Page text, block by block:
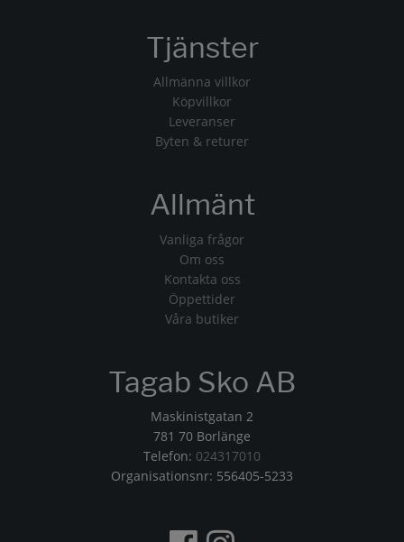
Tjänster
Allmänna villkor
Köpvillkor
Leveranser
Byten & returer
Allmänt
Vanliga frågor
Om oss
Kontakta oss
Öppettider
Våra butiker
Tagab Sko AB
Maskinistgatan 2
781 70 Borlänge
Telefon: 024317010
Organisationsnr: 556405-5233